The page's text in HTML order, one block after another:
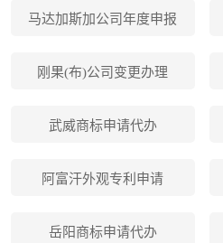
马达加斯加公司年度申报
刚果(布)公司变更办理
武威商标申请代办
阿富汗外观专利申请
岳阳商标申请代办